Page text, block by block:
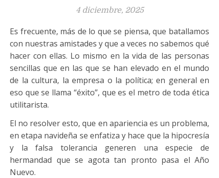
4 diciembre, 2025
Es frecuente, más de lo que se piensa, que batallamos
con nuestras amistades y que a veces no sabemos qué
hacer con ellas. Lo mismo en la vida de las personas
sencillas que en las que se han elevado en el mundo
de la cultura, la empresa o la política; en general en
eso que se llama “éxito”, que es el metro de toda ética
utilitarista.
El no resolver esto, que en apariencia es un problema,
en etapa navideña se enfatiza y hace que la hipocresía
y la falsa tolerancia generen una especie de
hermandad que se agota tan pronto pasa el Año
Nuevo.